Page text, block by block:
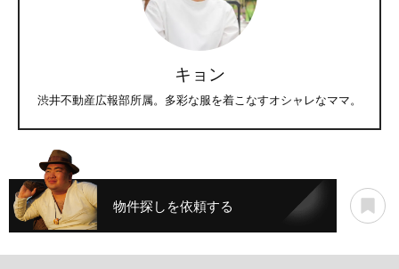
キョン
渋井不動産広報部所属。多彩な服を着こなすオシャレなママ。
物件探しを依頼する